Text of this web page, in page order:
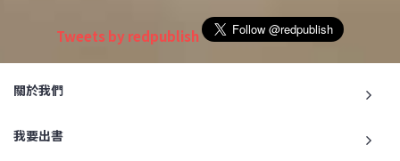
Tweets by redpublish
關於我們
我要出書